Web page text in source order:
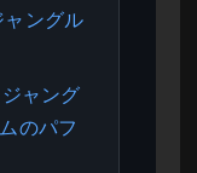
ャングル
ャング
のパフ